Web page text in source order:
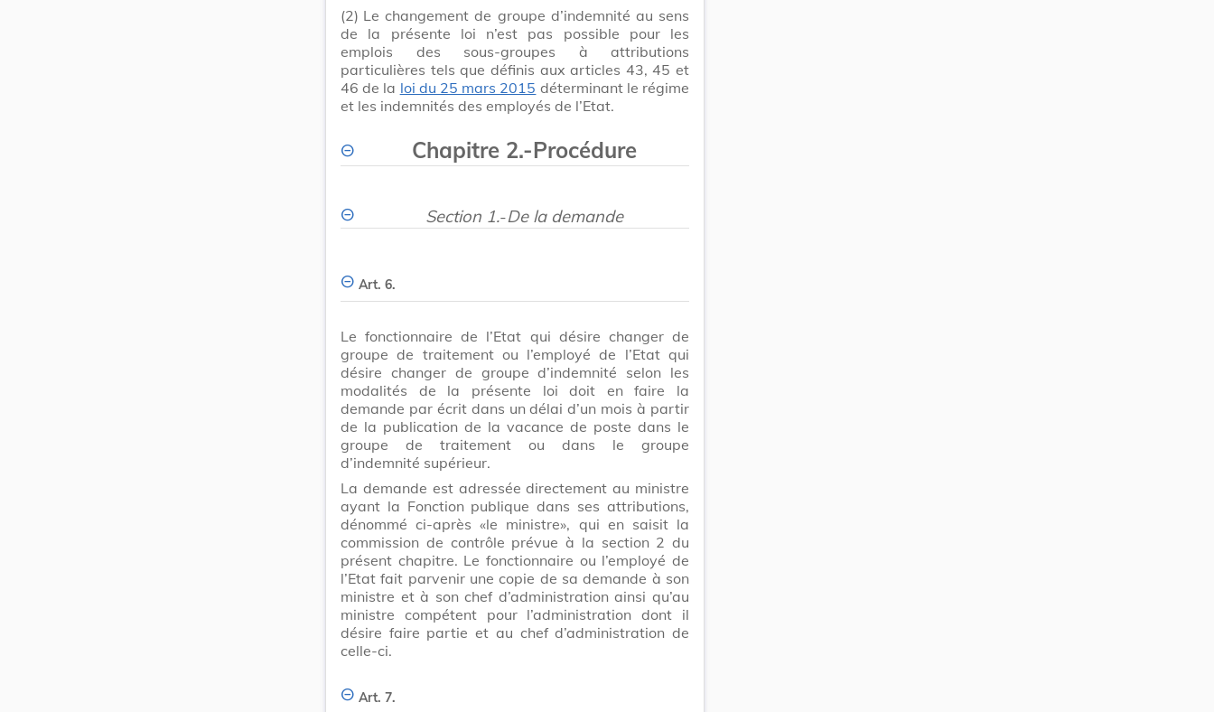
(2) Le changement de groupe d’indemnité au sens
de la présente loi n’est pas possible pour les
emplois des sous-groupes à attributions
particulières tels que définis aux articles 43, 45 et
46 de la loi du 25 mars 2015 déterminant le régime
et les indemnités des employés de l’Etat.
Chapitre 2.-Procédure
Section 1.-De la demande
Art. 6.
Le fonctionnaire de l’Etat qui désire changer de
groupe de traitement ou l’employé de l’Etat qui
désire changer de groupe d’indemnité selon les
modalités de la présente loi doit en faire la
demande par écrit dans un délai d’un mois à partir
de la publication de la vacance de poste dans le
groupe de traitement ou dans le groupe
d’indemnité supérieur.
La demande est adressée directement au ministre
ayant la Fonction publique dans ses attributions,
dénommé ci-après «le ministre», qui en saisit la
commission de contrôle prévue à la section 2 du
présent chapitre. Le fonctionnaire ou l’employé de
l’Etat fait parvenir une copie de sa demande à son
ministre et à son chef d’administration ainsi qu’au
ministre compétent pour l’administration dont il
désire faire partie et au chef d’administration de
celle-ci.
Art. 7.